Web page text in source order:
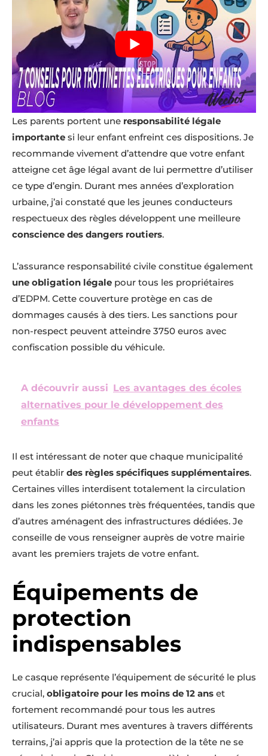
Les parents portent une responsabilité légale
importante si leur enfant enfreint ces dispositions. Je
recommande vivement d’attendre que votre enfant
atteigne cet âge légal avant de lui permettre d’utiliser
ce type d’engin. Durant mes années d’exploration
urbaine, j’ai constaté que les jeunes conducteurs
respectueux des règles développent une meilleure
conscience des dangers routiers.
L’assurance responsabilité civile constitue également
une obligation légale pour tous les propriétaires
d’EDPM. Cette couverture protège en cas de
dommages causés à des tiers. Les sanctions pour
non-respect peuvent atteindre 3750 euros avec
confiscation possible du véhicule.
A découvrir aussi Les avantages des écoles
alternatives pour le développement des
enfants
Il est intéressant de noter que chaque municipalité
peut établir des règles spécifiques supplémentaires.
Certaines villes interdisent totalement la circulation
dans les zones piétonnes très fréquentées, tandis que
d’autres aménagent des infrastructures dédiées. Je
conseille de vous renseigner auprès de votre mairie
avant les premiers trajets de votre enfant.
Équipements de
protection
indispensables
Le casque représente l’équipement de sécurité le plus
crucial, obligatoire pour les moins de 12 ans et
fortement recommandé pour tous les autres
utilisateurs. Durant mes aventures à travers différents
terrains, j’ai appris que la protection de la tête ne se